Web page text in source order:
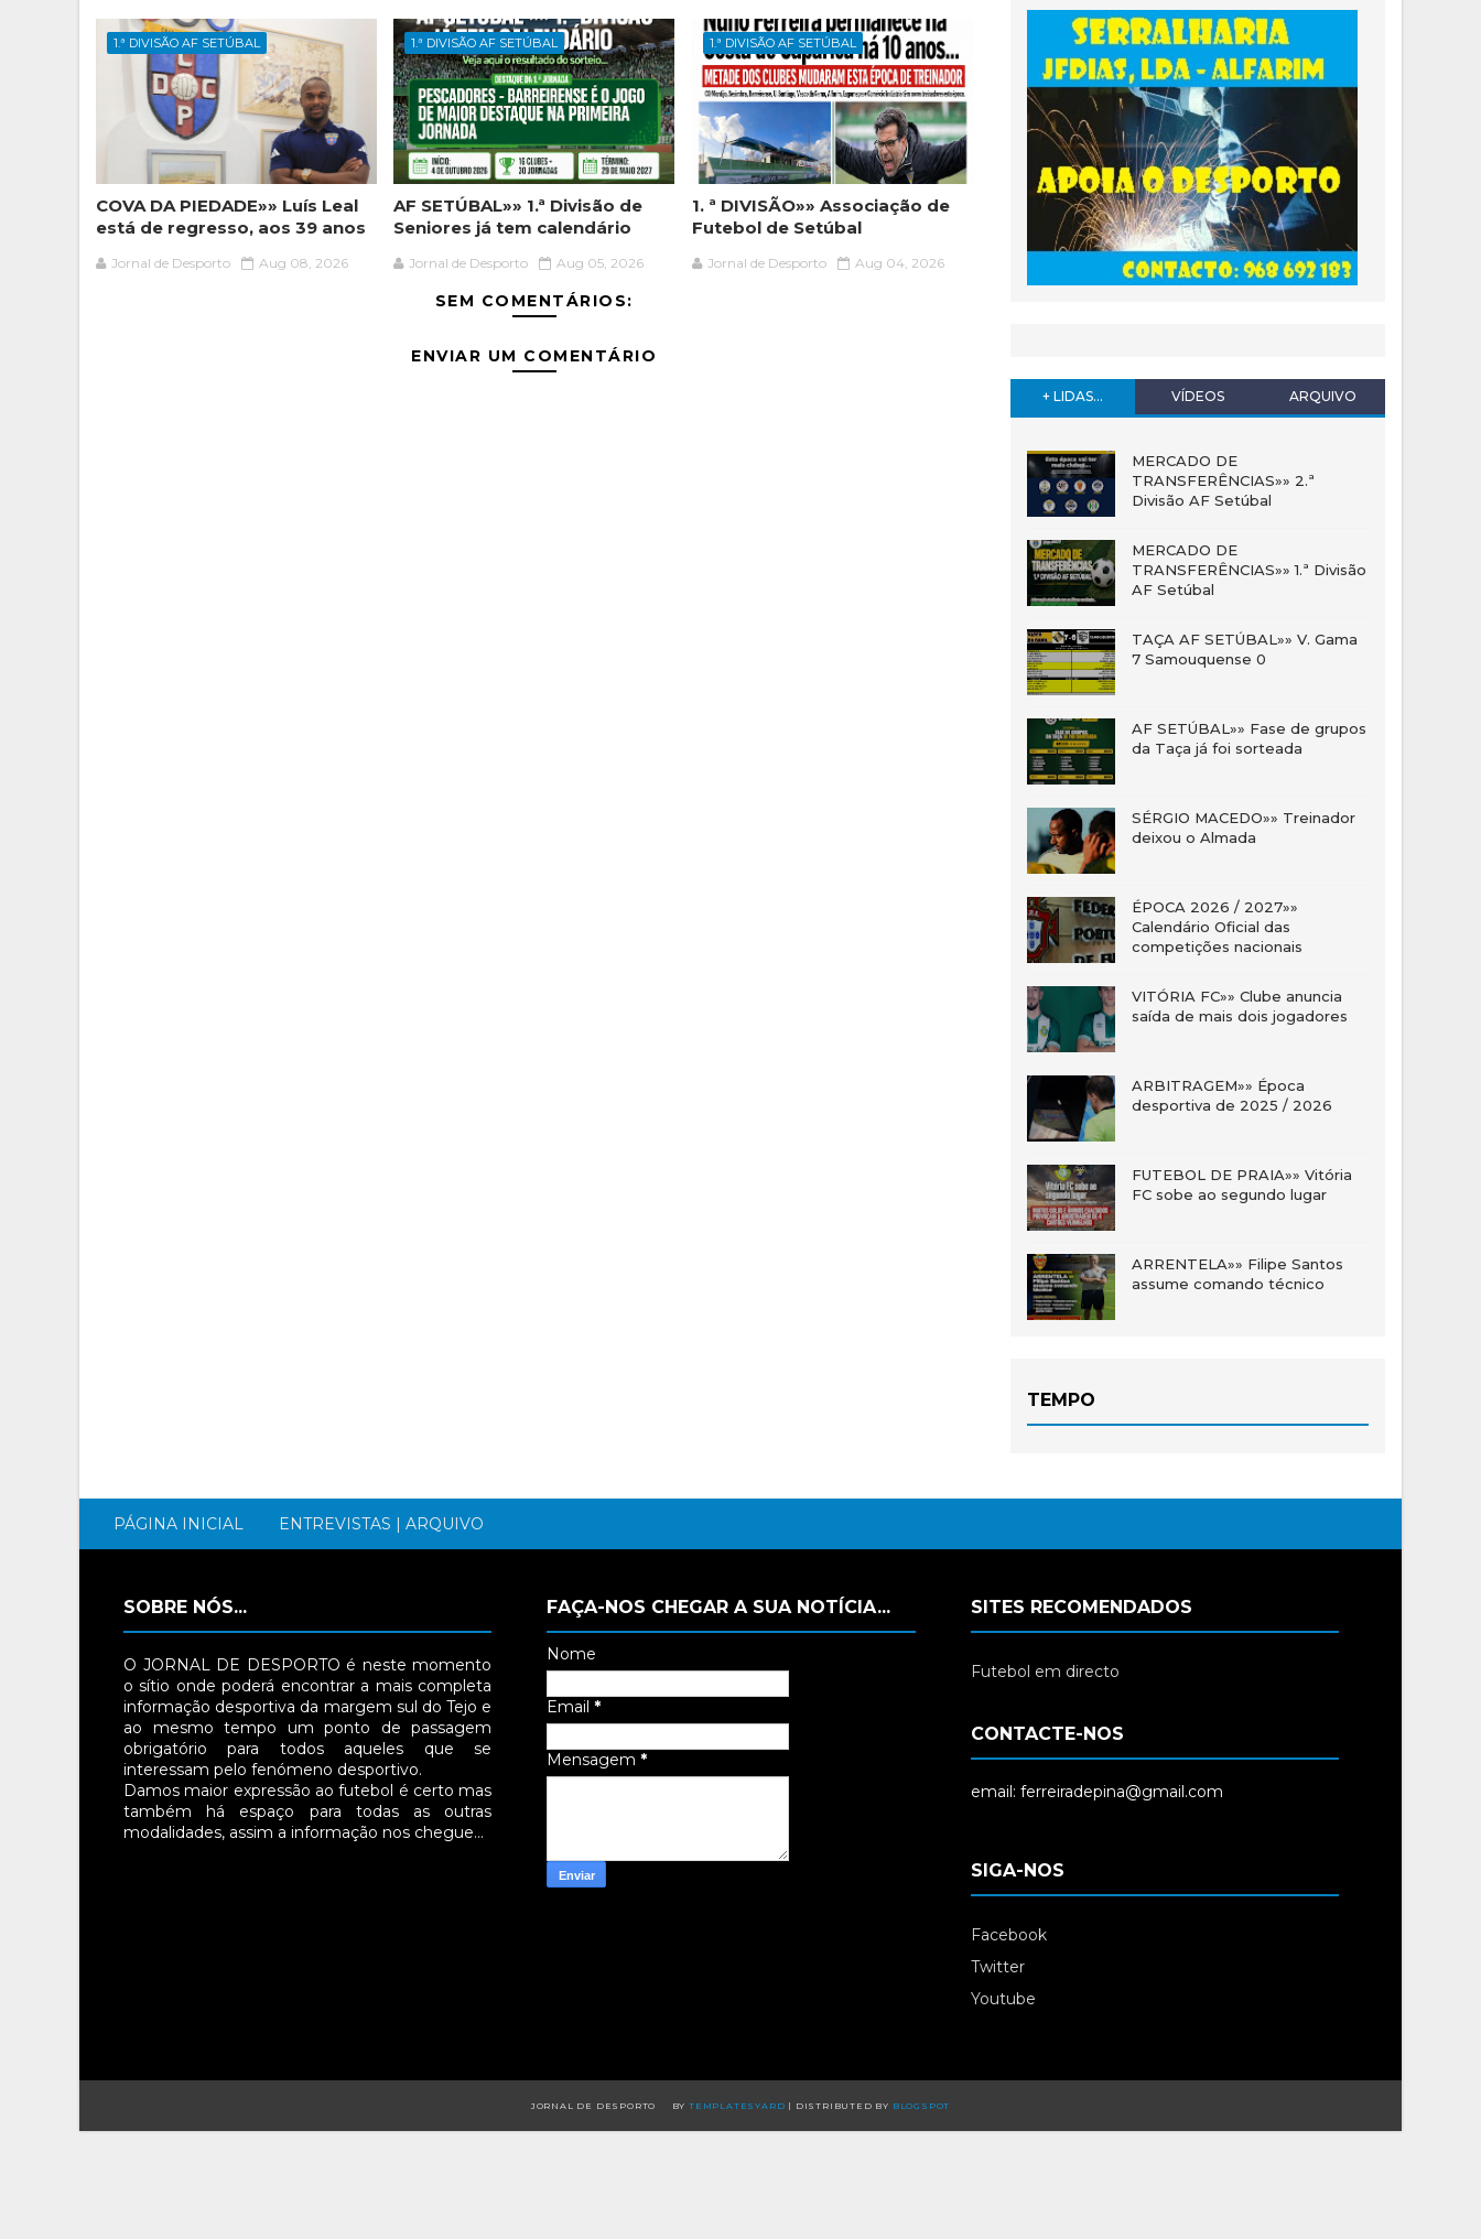
1.ª DIVISÃO AF SETÚBAL
COVA DA PIEDADE»» Luís Leal
está de regresso, aos 39 anos
Jornal de Desporto Aug 08, 2026
1.ª DIVISÃO AF SETÚBAL
AF SETÚBAL»» 1.ª Divisão de
Seniores já tem calendário
Jornal de Desporto Aug 05, 2026
1.ª DIVISÃO AF SETÚBAL
1. ª DIVISÃO»» Associação de
Futebol de Setúbal
Jornal de Desporto Aug 04, 2026
SEM COMENTÁRIOS:
ENVIAR UM COMENTÁRIO
+ LIDAS... VÍDEOS ARQUIVO
MERCADO DE
TRANSFERÊNCIAS»» 2.ª
Divisão AF Setúbal
MERCADO DE
TRANSFERÊNCIAS»» 1.ª Divisão
AF Setúbal
TAÇA AF SETÚBAL»» V. Gama
7 Samouquense 0
AF SETÚBAL»» Fase de grupos
da Taça já foi sorteada
SÉRGIO MACEDO»» Treinador
deixou o Almada
ÉPOCA 2026 / 2027»»
Calendário Oficial das
competições nacionais
VITÓRIA FC»» Clube anuncia
saída de mais dois jogadores
ARBITRAGEM»» Época
desportiva de 2025 / 2026
FUTEBOL DE PRAIA»» Vitória
FC sobe ao segundo lugar
ARRENTELA»» Filipe Santos
assume comando técnico
TEMPO
PÁGINA INICIAL ENTREVISTAS | ARQUIVO
SOBRE NÓS...
O JORNAL DE DESPORTO é neste momento
o sítio onde poderá encontrar a mais completa
informação desportiva da margem sul do Tejo e
ao mesmo tempo um ponto de passagem
obrigatório para todos aqueles que se
interessam pelo fenómeno desportivo.
Damos maior expressão ao futebol é certo mas
também há espaço para todas as outras
modalidades, assim a informação nos chegue…
FAÇA-NOS CHEGAR A SUA NOTÍCIA...
Nome
Email *
Mensagem *
SITES RECOMENDADOS
Futebol em directo
CONTACTE-NOS
email: ferreiradepina@gmail.com
SIGA-NOS
Facebook
Twitter
Youtube
JORNAL DE DESPORTO BY TEMPLATESYARD | DISTRIBUTED BY BLOGSPOT